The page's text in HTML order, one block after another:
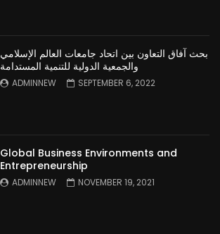
بحث آفاق التعاون بين اتحاد جامعات العالم الإسلامي
والجمعية الدولية للتنمية المستدامة
ADMINNEW SEPTEMBER 6, 2022
Global Business Environments and
Entrepreneurship
ADMINNEW NOVEMBER 19, 2021